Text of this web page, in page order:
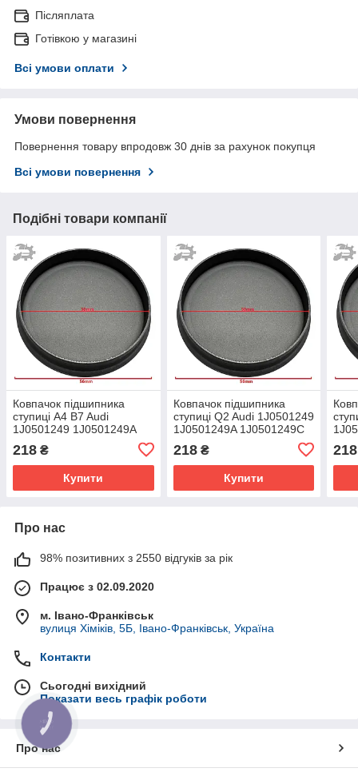
Післяплата
Готівкою у магазині
Всі умови оплати
Умови повернення
Повернення товару впродовж 30 днів за рахунок покупця
Всі умови повернення
Подібні товари компанії
Ковпачок підшипника
ступиці A4 B7 Audi
1J0501249 1J0501249A
218 ₴
Купити
Ковпачок підшипника
ступиці Q2 Audi 1J0501249
1J0501249A 1J0501249C
218₴
Купити
218
Про нас
98% позитивних з 2550 відгуків за рік
Працює з 02.09.2020
м. Івано-Франківськ
вулиця Хіміків, 5Б, Івано-Франківськ, Україна
Контакти
Сьогодні вихідний
Показати весь графік роботи
Про нас
КНОПКА
ЗВ'ЯЗКУ